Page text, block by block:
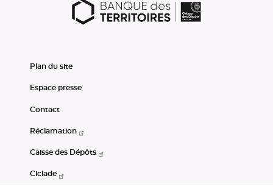
Plan du site
Espace presse
Contact
Réclamation
Caisse des Dépôts
Ciclade